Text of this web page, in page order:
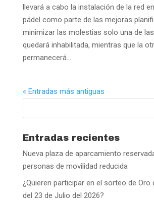
llevará a cabo la instalación de la red
pádel como parte de las mejoras
minimizar las molestias solo una de
quedará inhabilitada, mientras que la
permanecerá...
« Entradas más antiguas
Entradas recientes
Nueva plaza de aparcamiento
personas de movilidad reducida
¿Quieren participar en el sorteo de Oro
del 23 de Julio del 2026?